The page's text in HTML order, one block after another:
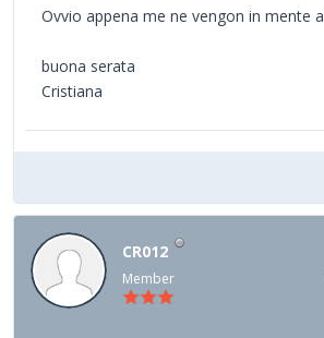
Ovvio appena me ne vengon in mente
buona serata
Cristiana
CR012
Member